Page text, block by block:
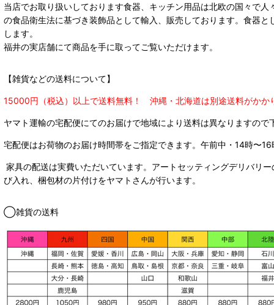
当店でお取り扱いしております食器、キッチン用品は北欧の国々で
の食品衛生法に基づき装飾品として輸入、販売しております。食器
します。
福井の実店舗にて商品を手に取ってご覧いただけます。
【雑貨などの送料について】
15000円（税込）以上で送料無料！ 沖縄・北海道は別途送料がかか
ヤマト運輸の宅配便にてのお届けで地域により送料は異なりますので
宅配便はお荷物のお届け時間帯をご指定できます。 午前中・14時〜
家具の配送は実費いただいています。アートセッティングデリバリ
び入れ、梱包材の片付けをヤマトさんが行います。
◯雑貨の送料